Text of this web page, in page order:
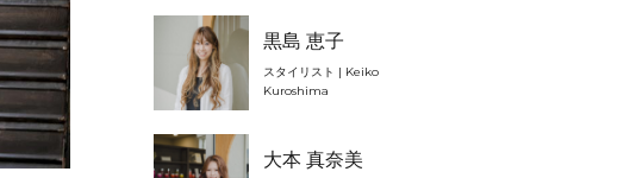
黒島 恵子
スタイリスト | Keiko
Kuroshima
大本 真奈美